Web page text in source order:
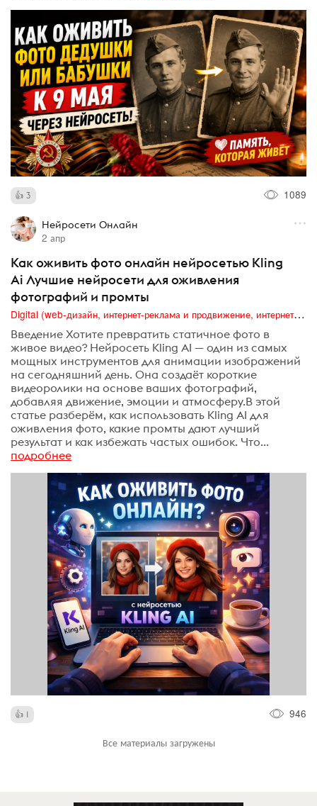
3 1089
Нейросети Онлайн
2 апр
Как оживить фото онлайн нейросетью Kling
Ai Лучшие нейросети для оживления
фотографий и промты
Digital (web-дизайн, интернет-реклама и продвижение, интернет-сообщества и блоги, интернет-коммуникации, мобильный маркетинг, реклама на цифровых экранах)
Введение Хотите превратить статичное фото в
живое видео? Нейросеть Kling AI — один из самых
мощных инструментов для анимации изображений
на сегодняшний день. Она создаёт короткие
видеоролики на основе ваших фотографий,
добавляя движение, эмоции и атмосферу.В этой
статье разберём, как использовать Kling AI для
оживления фото, какие промты дают лучший
результат и как избежать частых ошибок. Что...
подробнее
1 946
Все материалы загружены